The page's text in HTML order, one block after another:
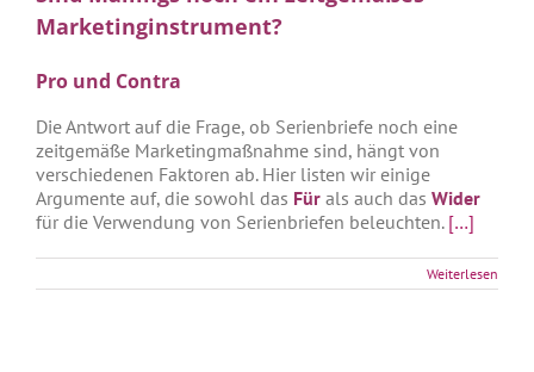
Marketinginstrument?
Pro und Contra
Die Antwort auf die Frage, ob Serienbriefe noch eine
zeitgemäße Marketingmaßnahme sind, hängt von
verschiedenen Faktoren ab. Hier listen wir einige
Argumente auf, die sowohl das Für als auch das Wider
für die Verwendung von Serienbriefen beleuchten. […]
Weiterlesen